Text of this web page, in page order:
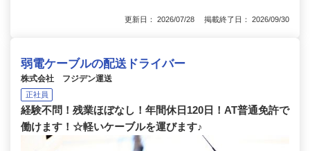
更新日： 2026/07/28 掲載終了日： 2026/09/30
弱電ケーブルの配送ドライバー
株式会社 フジデン運送
正社員
経験不問！残業ほぼなし！年間休日120日！AT普通免許で
働けます！☆軽いケーブルを運びます♪